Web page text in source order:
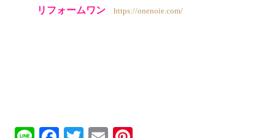
リフォームワン https://onenoie.com/